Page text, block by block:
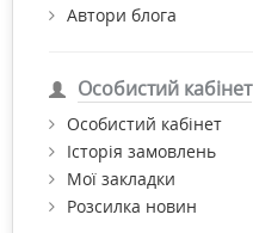
Автори блога
Особистий кабінет
Особистий кабінет
Історія замовлень
Мої закладки
Розсилка новин